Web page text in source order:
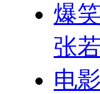
爆
张
电